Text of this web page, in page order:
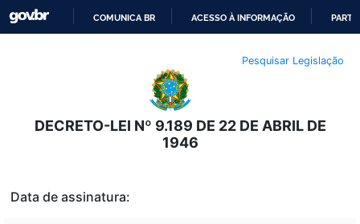
O
CONTEÚDO
COMUNICA BR ACESSO À INFORMAÇÃO
Pesquisar Legislação
DECRETO-LEI Nº 9.189 DE 22 DE ABRIL DE
1946
Data de assinatura: